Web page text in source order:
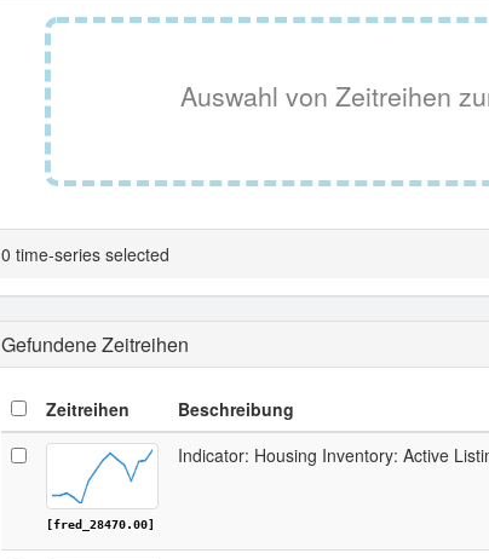
Auswahl von Zeitreihen
0 time-series selected
Gefundene Zeitreihen
Zeitreihen Beschreibung
[fred_28470.00]
Indicator: Housing Inventory: Active